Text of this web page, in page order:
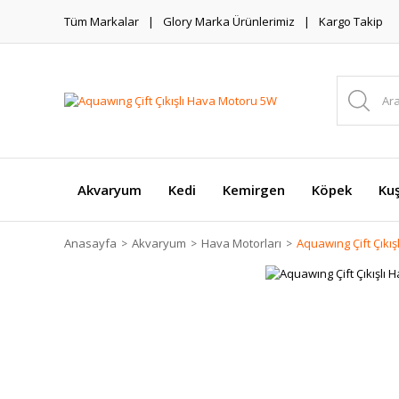
Tüm Markalar Glory Marka Ürünlerimiz Kargo Takip
Akvaryum Kedi Kemirgen Köpek
Anasayfa Akvaryum Hava Motorları Aquawıng Çift